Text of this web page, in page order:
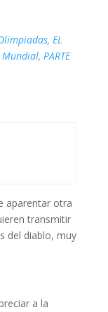
EL
PARTE
aparentar otra
transmitir
del diablo, muy
a la